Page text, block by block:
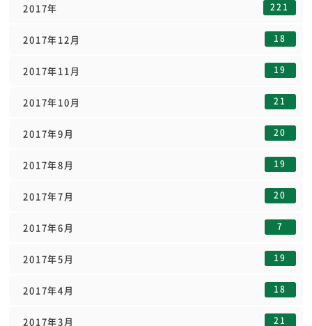
2017年 221
2017年12月 18
2017年11月 19
2017年10月 21
2017年9月 20
2017年8月 19
2017年7月 20
2017年6月 7
2017年5月 19
2017年4月 18
2017年3月 21